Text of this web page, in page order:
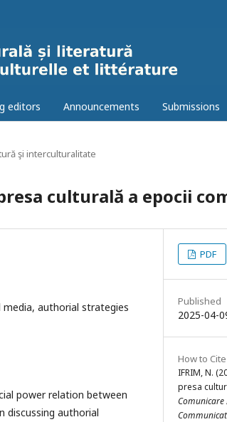
editors Announcements Submissions
şi interculturalitate
culturală a epocii
authorial strategies
power relation between
discussing authorial
PDF
Published
2025-04-
How to Cite
IFRIM, N.
presa